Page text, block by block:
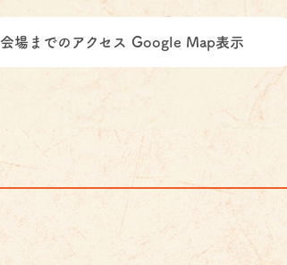
会場までのアクセス Google Map表示